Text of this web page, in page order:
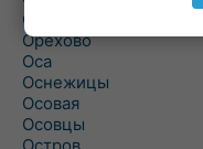
Ополь
Орехово
Оса
Оснежицы
Осовая
Осовцы